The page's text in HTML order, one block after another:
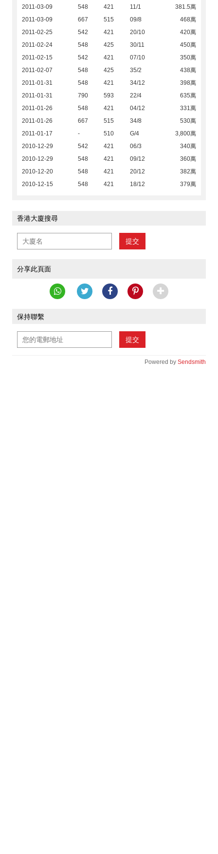
2011-03-09 548 421 11/1
381.5萬
2011-03-09
667 515 09/8
468萬
2011-02-25
542 421 20/10
420萬
2011-02-24
548 425 30/11
450萬
2011-02-15
542 421 07/10
350萬
2011-02-07
548 425 35/2
438萬
2011-01-31
548 421 34/12
398萬
2011-01-31
790 593 22/4
635萬
2011-01-26
548 421 04/12
331萬
2011-01-26
667 515 34/8
530萬
2011-01-17
- 510 G/4
3,800萬
2010-12-29
542 421 06/3
340萬
2010-12-29
548 421 09/12
360萬
2010-12-20
548 421 20/12
382萬
2010-12-15
548 421 18/12 379萬
香港大廈搜尋
提交
分享此頁面
保持聯繫
提交
Powered by Sendsmith